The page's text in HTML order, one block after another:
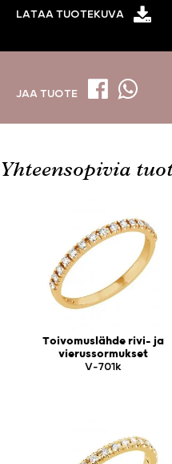
LATAA TUOTEKUVA
JAA TUOTE
Yhteensopivia
Toivomuslähde rivi- ja
vierussormukset
V-701k